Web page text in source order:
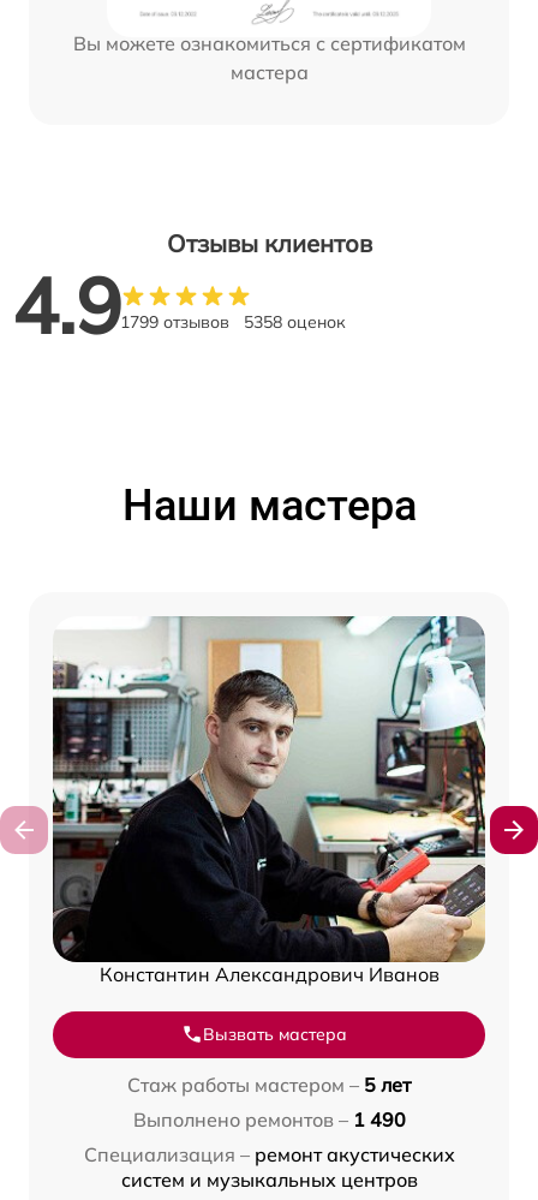
Вы можете ознакомиться с сертификатом
мастера
Отзывы клиентов
4.91799 отзывов 5358 оценок
Наши мастера
Константин Александрович Иванов
Вызвать мастера
Стаж работы мастером – 5 лет
Выполнено ремонтов – 1 490
Специализация – ремонт акустических
систем и музыкальных центров